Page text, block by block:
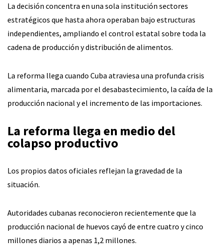
La decisión concentra en una sola institución sectores
estratégicos que hasta ahora operaban bajo estructuras
independientes, ampliando el control estatal sobre toda la
cadena de producción y distribución de alimentos.
La reforma llega cuando Cuba atraviesa una profunda crisis
alimentaria, marcada por el desabastecimiento, la caída de la
producción nacional y el incremento de las importaciones.
La reforma llega en medio del
colapso productivo
Los propios datos oficiales reflejan la gravedad de la
situación.
Autoridades cubanas reconocieron recientemente que la
producción nacional de huevos cayó de entre cuatro y cinco
millones diarios a apenas 1,2 millones.